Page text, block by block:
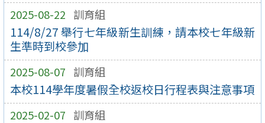
2025-08-22 訓育組
114/8/27 舉行七年級新生訓練，請本校七年級新
生準時到校參加
2025-08-07 訓育組
本校114學年度暑假全校返校日行程表與注意事項
2025-02-07 訓育組